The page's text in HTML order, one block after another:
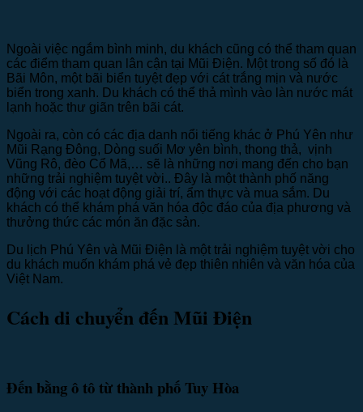
Ngoài việc ngắm bình minh, du khách cũng có thể tham quan
các điểm tham quan lân cận tại Mũi Điện. Một trong số đó là
Bãi Môn, một bãi biển tuyệt đẹp với cát trắng mịn và nước
biển trong xanh. Du khách có thể thả mình vào làn nước mát
lạnh hoặc thư giãn trên bãi cát.
Ngoài ra, còn có các địa danh nổi tiếng khác ở Phú Yên như
Mũi Rạng Đông, Dòng suối Mơ yên bình, thong thả, vịnh
Vũng Rô, đèo Cổ Mã,… sẽ là những nơi mang đến cho bạn
những trải nghiệm tuyệt vời.. Đây là một thành phố năng
động với các hoạt động giải trí, ẩm thực và mua sắm. Du
khách có thể khám phá văn hóa độc đáo của địa phương và
thưởng thức các món ăn đặc sản.
Du lịch Phú Yên và Mũi Điện là một trải nghiệm tuyệt vời cho
du khách muốn khám phá vẻ đẹp thiên nhiên và văn hóa của
Việt Nam.
Cách di chuyển đến Mũi Điện
Đến bằng ô tô từ thành phố Tuy Hòa